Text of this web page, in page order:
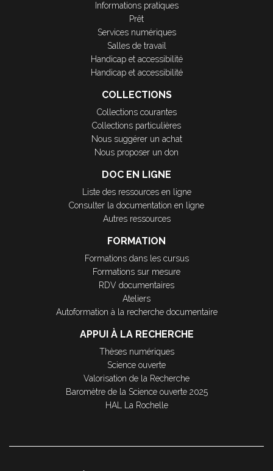
Informations pratiques
Prêt
Services numériques
Salles de travail
Handicap et accessibilité
Handicap et accessibilité
COLLECTIONS
Collections courantes
Collections particulières
Nous suggérer un achat
Nous proposer un don
DOC EN LIGNE
Liste des ressources en ligne
Consulter la documentation en ligne
Autres ressources
FORMATION
Formations dans les cursus
Formations sur mesure
RDV documentaires
Ateliers
Autoformation à la recherche documentaire
APPUI À LA RECHERCHE
Thèses numériques
Science ouverte
Valorisation de la Recherche
Baromètre de la Science ouverte 2025
HAL La Rochelle